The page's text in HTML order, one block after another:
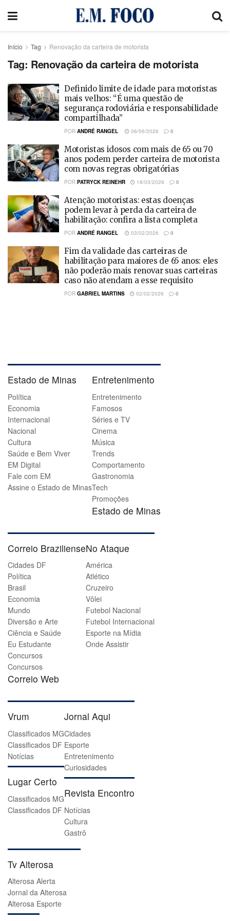
Início Tag Renovação da carteira de motorista
Tag: Renovação da carteira de motorista
Definido limite de idade para motoristas
mais velhos: “É uma questão de
segurança rodoviária e responsabilidade
compartilhada”
POR ANDRÉ RANGEL 06/06/2026 0
Motoristas idosos com mais de 65 ou 70
anos podem perder carteira de motorista
com novas regras obrigatórias
POR PATRYCK REINEHR 18/03/2026 0
Atenção motoristas: estas doenças
podem levar à perda da carteira de
habilitação: confira a lista completa
POR ANDRÉ RANGEL 03/02/2026 0
Fim da validade das carteiras de
habilitação para maiores de 65 anos: eles
não poderão mais renovar suas carteiras
caso não atendam a esse requisito
POR GABRIEL MARTINS 02/02/2026 0
Estado de Minas
Política
Economia
Internacional
Nacional
Cultura
Saúde e Bem Viver
EM Digital
Fale com EM
Assine o Estado de Minas
Entretenimento
Entretenimento
Famosos
Séries e TV
Cinema
Música
Trends
Comportamento
Gastronomia
Tech
Promoções
Estado de Minas
Correio Braziliense
Cidades DF
Política
Brasil
Economia
Mundo
Diversão e Arte
Ciência e Saúde
Eu Estudante
Concursos
Concursos
Correio Web
No Ataque
América
Atlético
Cruzeiro
Vôlei
Futebol Nacional
Futebol Internacional
Esporte na Mídia
Onde Assistir
Vrum
Classificados MG
Classificados DF
Notícias
Lugar Certo
Classificados MG
Classificados DF
Jornal Aqui
Cidades
Esporte
Entretenimento
Curiosidades
Revista Encontro
Notícias
Cultura
Gastrô
Tv Alterosa
Alterosa Alerta
Jornal da Alterosa
Alterosa Esporte